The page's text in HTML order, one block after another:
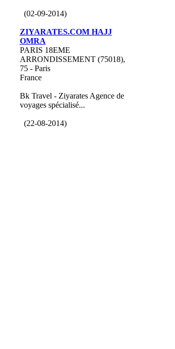
(02-09-2014)
ZIYARATES.COM HAJJ
OMRA
PARIS 18EME
ARRONDISSEMENT (75018),
75 - Paris
France
Bk Travel - Ziyarates Agence de
voyages spécialisé...
(22-08-2014)